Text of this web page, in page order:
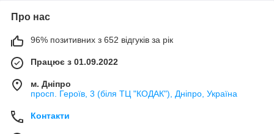
Про нас
96% позитивних з 652 відгуків за рік
Працює з 01.09.2022
м. Дніпро
просп. Героїв, 3 (біля ТЦ "КОДАК"), Дніпро, Україна
Контакти